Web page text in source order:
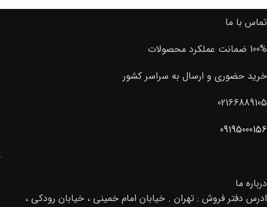
تماس با ما
100% ضمانت عملکرد محصولات
خرید حضوری و ارسال به سراسر کشور
02166889105
09195000156
درباره ما
ادرس دفتر فروش : تهران . خیابان امام خمینی ، خیابان رودکی ،